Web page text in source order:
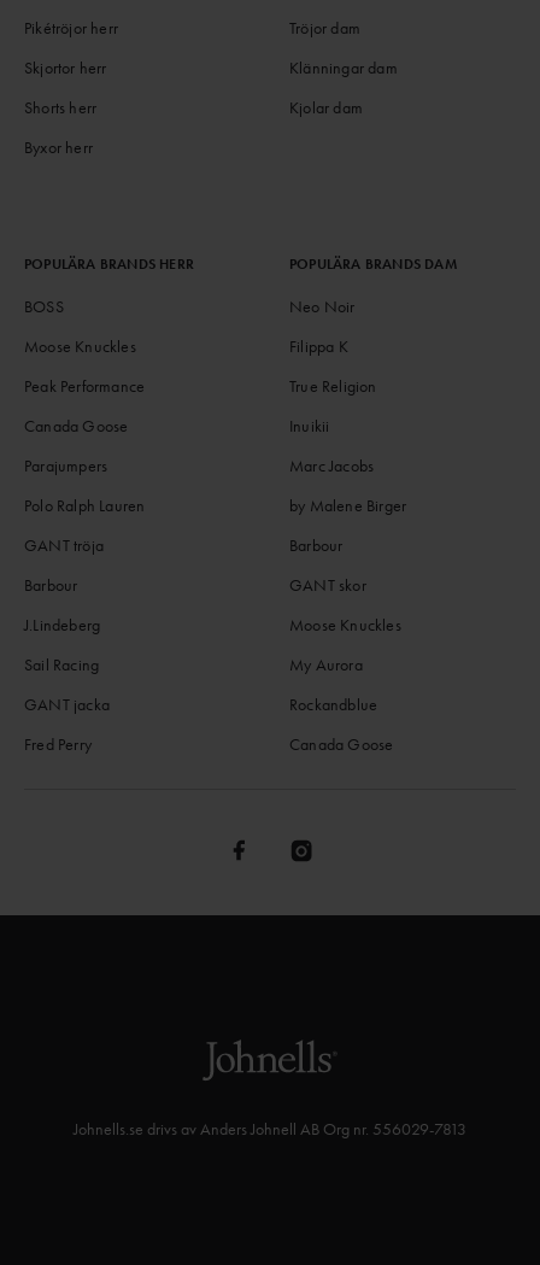
Pikétröjor herr
Skjortor herr
Shorts herr
Byxor herr
Tröjor dam
Klänningar dam
Kjolar dam
POPULÄRA BRANDS HERR
BOSS
Moose Knuckles
Peak Performance
Canada Goose
Parajumpers
Polo Ralph Lauren
GANT tröja
Barbour
J.Lindeberg
Sail Racing
GANT jacka
Fred Perry
POPULÄRA BRANDS DAM
Neo Noir
Filippa K
True Religion
Inuikii
Marc Jacobs
by Malene Birger
Barbour
GANT skor
Moose Knuckles
My Aurora
Rockandblue
Canada Goose
Johnells.se drivs av Anders Johnell AB Org nr. 556029-7813